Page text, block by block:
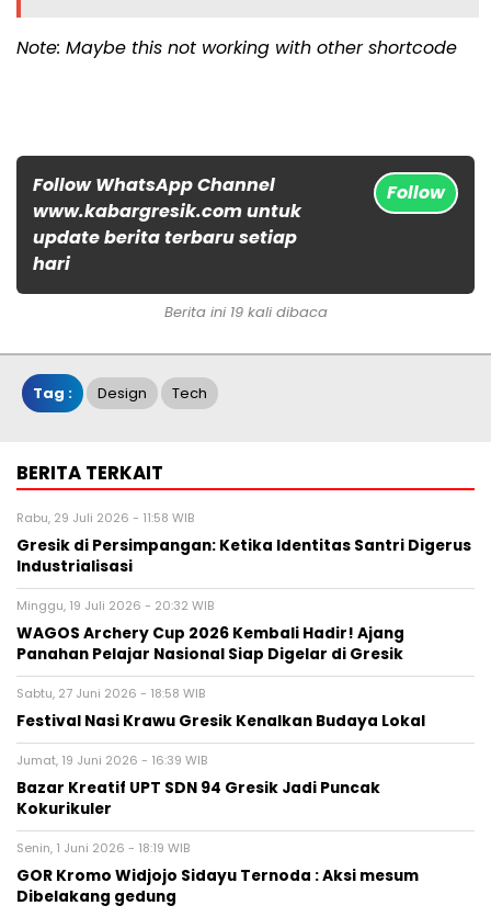
Note: Maybe this not working with other shortcode
Follow WhatsApp Channel
www.kabargresik.com untuk
update berita terbaru setiap
hari
Follow
Berita ini 19 kali dibaca
Tag : Design Tech
BERITA TERKAIT
Rabu, 29 Juli 2026 - 11:58 WIB
Gresik di Persimpangan: Ketika Identitas Santri Digerus
Industrialisasi
Minggu, 19 Juli 2026 - 20:32 WIB
WAGOS Archery Cup 2026 Kembali Hadir! Ajang
Panahan Pelajar Nasional Siap Digelar di Gresik
Sabtu, 27 Juni 2026 - 18:58 WIB
Festival Nasi Krawu Gresik Kenalkan Budaya Lokal
Jumat, 19 Juni 2026 - 16:39 WIB
Bazar Kreatif UPT SDN 94 Gresik Jadi Puncak
Kokurikuler
Senin, 1 Juni 2026 - 18:19 WIB
GOR Kromo Widjojo Sidayu Ternoda : Aksi mesum
Dibelakang gedung